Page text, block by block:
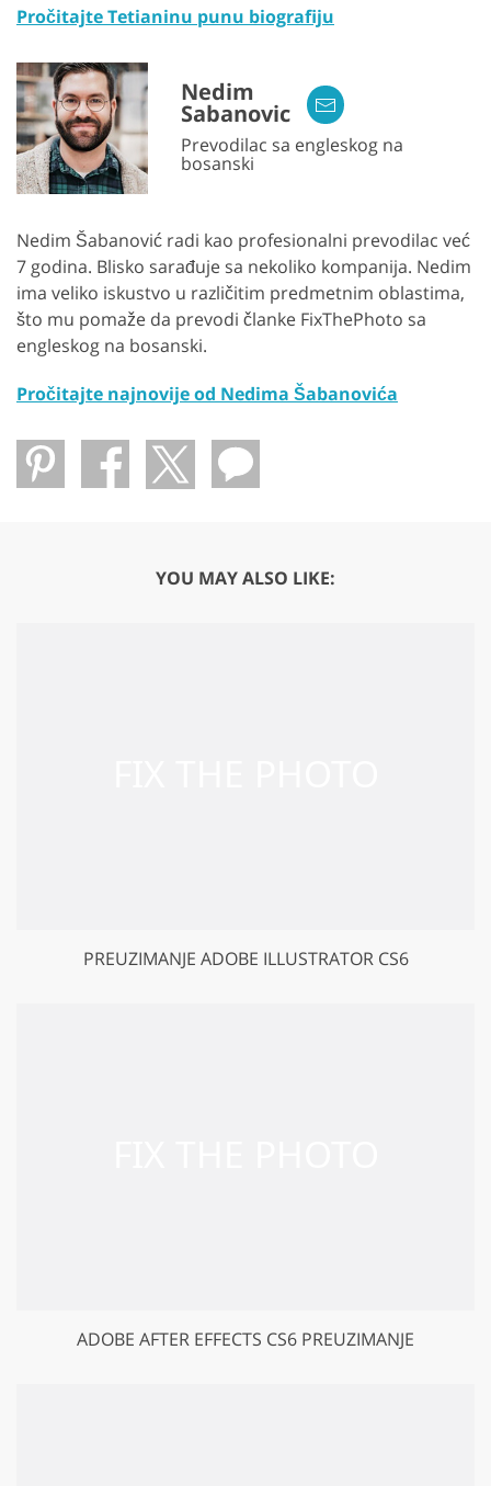
Pročitajte Tetianinu punu biografiju
Nedim
Sabanovic
Prevodilac sa engleskog na
bosanski
Nedim Šabanović radi kao profesionalni prevodilac već
7 godina. Blisko sarađuje sa nekoliko kompanija. Nedim
ima veliko iskustvo u različitim predmetnim oblastima,
što mu pomaže da prevodi članke FixThePhoto sa
engleskog na bosanski.
Pročitajte najnovije od Nedima Šabanovića
YOU MAY ALSO LIKE:
PREUZIMANJE ADOBE ILLUSTRATOR CS6
ADOBE AFTER EFFECTS CS6 PREUZIMANJE